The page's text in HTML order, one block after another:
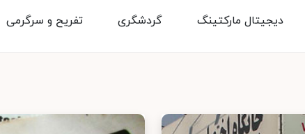
تفریح و سرگرمی گردشگری دیجیتال مارکتینگ